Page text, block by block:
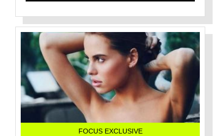
FOCUS EXCLUSIVE